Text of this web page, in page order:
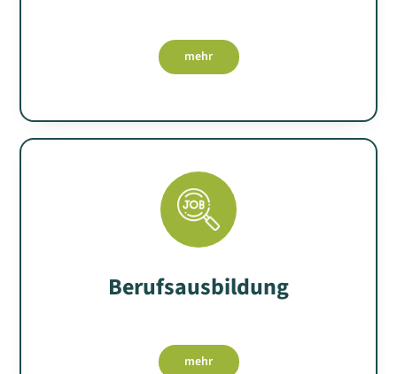
mehr
Berufsausbildung
mehr